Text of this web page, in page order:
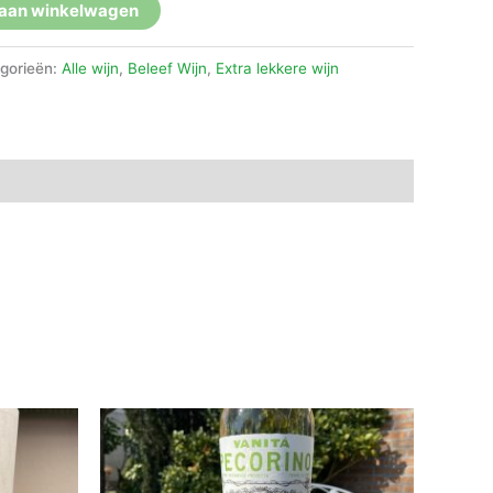
winkelwagen
Alle wijn, Beleef Wijn, Extra lekkere wijn